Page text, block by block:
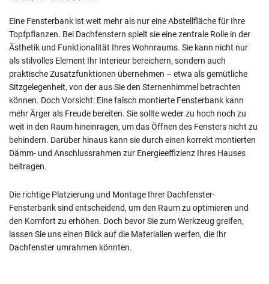
Eine Fensterbank ist weit mehr als nur eine Abstellfläche für Ihre
Topfpflanzen. Bei Dachfenstern spielt sie eine zentrale Rolle in der
Ästhetik und Funktionalität Ihres Wohnraums. Sie kann nicht nur
als stilvolles Element Ihr Interieur bereichern, sondern auch
praktische Zusatzfunktionen übernehmen – etwa als gemütliche
Sitzgelegenheit, von der aus Sie den Sternenhimmel betrachten
können. Doch Vorsicht: Eine falsch montierte Fensterbank kann
mehr Ärger als Freude bereiten. Sie sollte weder zu hoch noch zu
weit in den Raum hineinragen, um das Öffnen des Fensters nicht zu
behindern. Darüber hinaus kann sie durch einen korrekt montierten
Dämm- und Anschlussrahmen zur Energieeffizienz Ihres Hauses
beitragen.
Die richtige Platzierung und Montage Ihrer Dachfenster-
Fensterbank sind entscheidend, um den Raum zu optimieren und
den Komfort zu erhöhen. Doch bevor Sie zum Werkzeug greifen,
lassen Sie uns einen Blick auf die Materialien werfen, die Ihr
Dachfenster umrahmen könnten.